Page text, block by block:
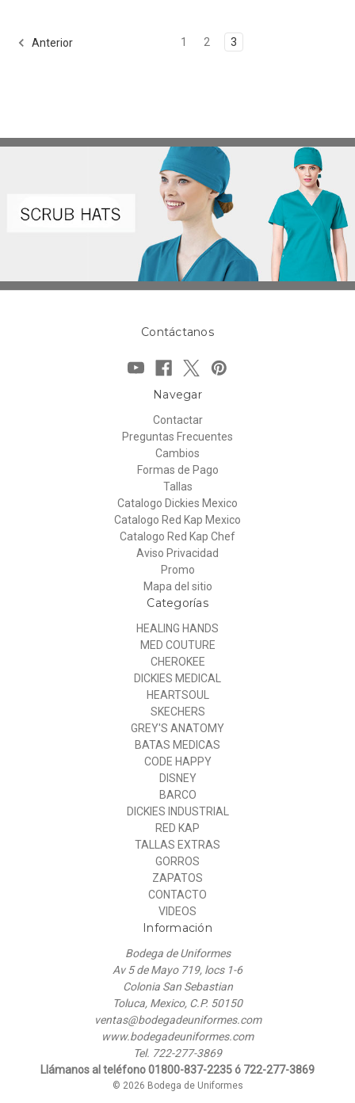
Anterior 1 2 3
Contáctanos
Navegar
Contactar
Preguntas Frecuentes
Cambios
Formas de Pago
Tallas
Catalogo Dickies Mexico
Catalogo Red Kap Mexico
Catalogo Red Kap Chef
Aviso Privacidad
Promo
Mapa del sitio
Categorías
HEALING HANDS
MED COUTURE
CHEROKEE
DICKIES MEDICAL
HEARTSOUL
SKECHERS
GREY'S ANATOMY
BATAS MEDICAS
CODE HAPPY
DISNEY
BARCO
DICKIES INDUSTRIAL
RED KAP
TALLAS EXTRAS
GORROS
ZAPATOS
CONTACTO
VIDEOS
Información
Bodega de Uniformes
Av 5 de Mayo 719, locs 1-6
Colonia San Sebastian
Toluca, Mexico, C.P. 50150
ventas@bodegadeuniformes.com
www.bodegadeuniformes.com
Tel. 722-277-3869
Llámanos al teléfono 01800-837-2235 ó 722-277-3869
© 2026 Bodega de Uniformes